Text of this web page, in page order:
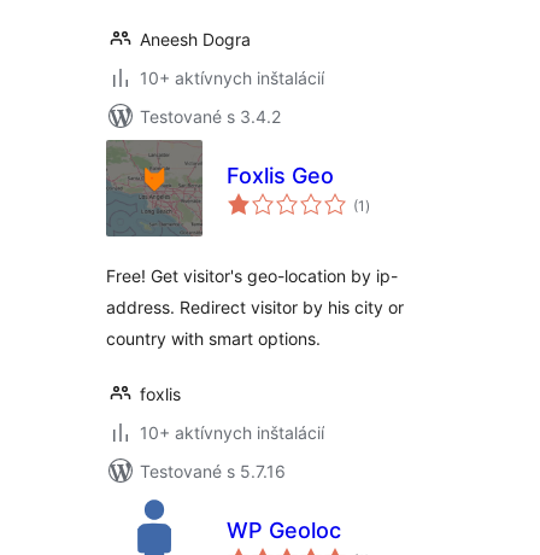
Aneesh Dogra
10+ aktívnych inštalácií
Testované s 3.4.2
Foxlis Geo
(1 celkové
hodnotenie
)
Free! Get visitor's geo-location by ip-
address. Redirect visitor by his city or
country with smart options.
foxlis
10+ aktívnych inštalácií
Testované s 5.7.16
WP Geoloc